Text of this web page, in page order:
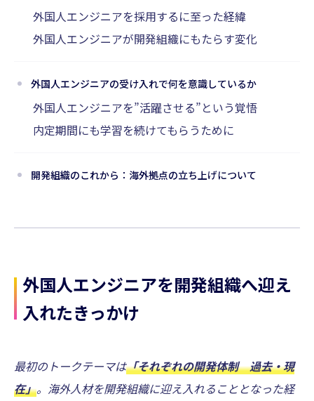
外国人エンジニアを採用するに至った経緯
外国人エンジニアが開発組織にもたらす変化
外国人エンジニアの受け入れで何を意識しているか
外国人エンジニアを”活躍させる”という覚悟
内定期間にも学習を続けてもらうために
開発組織のこれから：海外拠点の立ち上げについて
外国人エンジニアを開発組織へ迎え
入れたきっかけ
最初のトークテーマは「それぞれの開発体制 過去・現
在」。海外人材を開発組織に迎え入れることとなった経